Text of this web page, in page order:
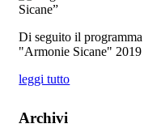
Download
Foto
Di seguito il
"Armonie Sicane" 2019
leggi tutto
Archivi